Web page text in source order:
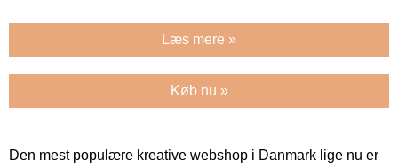
Læs mere »
Køb nu »
Den mest populære kreative webshop i Danmark lige nu er